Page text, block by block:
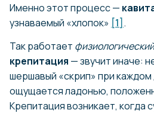
Именно этот процесс —
узнаваемый «хлопок» [1] .
Так работает физиологический
крепитация — звучит иначе:
шершавый «скрип» при каждом
ощущается ладонью,
Крепитация возникает, когда